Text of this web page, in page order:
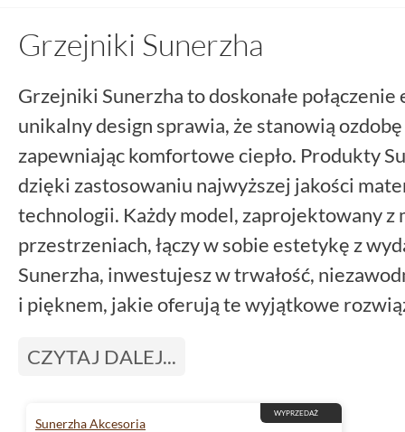
Grzejniki Sunerzha
Grzejniki Sunerzha to doskonałe
unikalny design sprawia, że stanowią
zapewniając komfortowe ciepło. Produkty
dzięki zastosowaniu najwyższej jakości
technologii. Każdy model, zaprojektowany z
przestrzeniach, łączy w sobie estetykę z
Sunerzha, inwestujesz w trwałość,
i pięknem, jakie oferują te wyjątkowe
CZYTAJ DALEJ...
WYPRZEDAŻ
Sunerzha Akcesoria